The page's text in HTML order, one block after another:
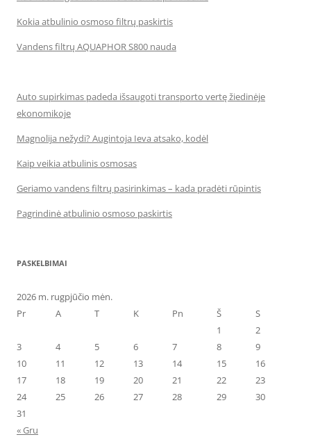
Kokia atbulinio osmoso filtrų paskirtis
Vandens filtrų AQUAPHOR S800 nauda
Auto supirkimas padeda išsaugoti transporto vertę žiedinėje
ekonomikoje
Magnolija nežydi? Augintoja Ieva atsako, kodėl
Kaip veikia atbulinis osmosas
Geriamo vandens filtrų pasirinkimas – kada pradėti rūpintis
Pagrindinė atbulinio osmoso paskirtis
PASKELBIMAI
2026 m. rugpjūčio mėn.
Pr
A T K Pn Š
S
1
2
3
4 5 6 7 8
9
10
11 12 13 14 15
16
17
18 19 20 21 22
23
24
25 26 27 28 29
30
31
« Gru